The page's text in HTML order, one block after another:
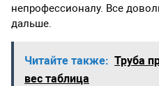
непрофессионалу. Все
дальше.
Читайте также: Труба
вес таблица